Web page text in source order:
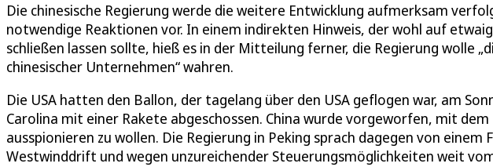
Die chinesische Regierung werde die weitere Entwicklung aufmerksam
notwendige Reaktionen vor. In einem indirekten Hinweis, der wohl auf
schließen lassen sollte, hieß es in der Mitteilung ferner, die Regierung wolle
chinesischer Unternehmen“ wahren.
Die USA hatten den Ballon, der tagelang über den USA geflogen war, am
Carolina mit einer Rakete abgeschossen. China wurde vorgeworfen, mit
ausspionieren zu wollen. Die Regierung in Peking sprach dagegen von einem
Westwinddrift und wegen unzureichender Steuerungsmöglichkeiten weit